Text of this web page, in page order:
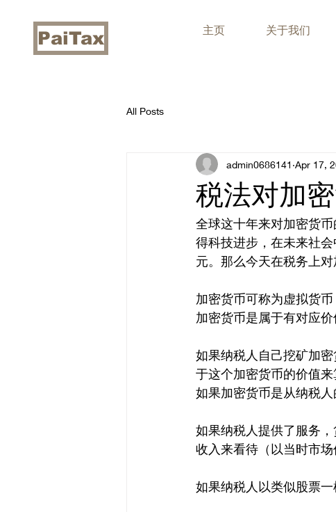
PaiTax 主页 关于我们
All Posts
税法对加
admin0686141 Apr 17,
全球这十年来对加密货
得科技进步，在未来社
元。那么今天在税务上
加密货币可称为虚拟货
加密货币是属于有对应
如果纳税人自己挖矿加
于这个加密货币的价值来
如果加密货币是从纳税
如果纳税人提供了服务
收入来看待（以当时市
如果纳税人以类似股票